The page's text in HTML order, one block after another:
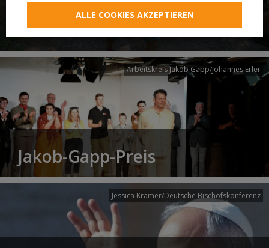
Neuer Pilgerweg Via
Laudato si’
Arbeitskreis Jakob Gapp/Johannes Erler
Jakob-Gapp-Preis
Jessica Krämer/Deutsche Bischofskonferenz
ALLE COOKIES AKZEPTIEREN